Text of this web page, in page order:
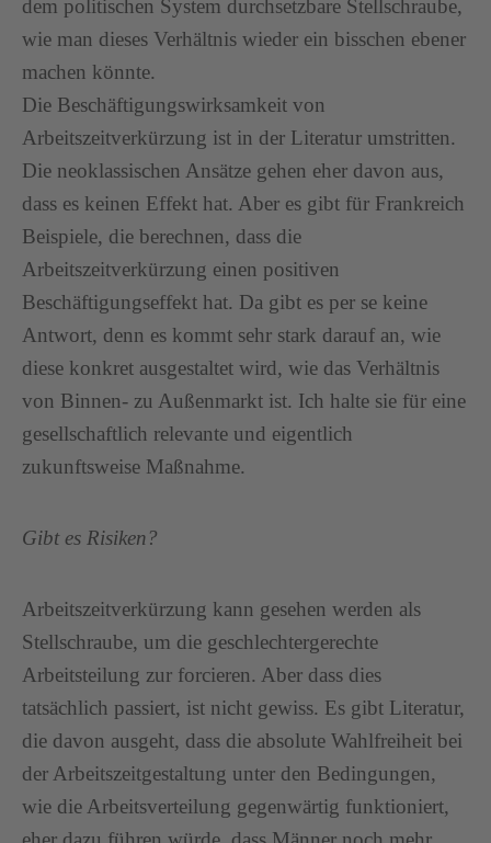
dem politischen System durchsetzbare Stellschraube,
wie man dieses Verhältnis wieder ein bisschen ebener
machen könnte.
Die Beschäftigungswirksamkeit von
Arbeitszeitverkürzung ist in der Literatur umstritten.
Die neoklassischen Ansätze gehen eher davon aus,
dass es keinen Effekt hat. Aber es gibt für Frankreich
Beispiele, die berechnen, dass die
Arbeitszeitverkürzung einen positiven
Beschäftigungseffekt hat. Da gibt es per se keine
Antwort, denn es kommt sehr stark darauf an, wie
diese konkret ausgestaltet wird, wie das Verhältnis
von Binnen- zu Außenmarkt ist. Ich halte sie für eine
gesellschaftlich relevante und eigentlich
zukunftsweise Maßnahme.
Gibt es Risiken?
Arbeitszeitverkürzung kann gesehen werden als
Stellschraube, um die geschlechtergerechte
Arbeitsteilung zur forcieren. Aber dass dies
tatsächlich passiert, ist nicht gewiss. Es gibt Literatur,
die davon ausgeht, dass die absolute Wahlfreiheit bei
der Arbeitszeitgestaltung unter den Bedingungen,
wie die Arbeitsverteilung gegenwärtig funktioniert,